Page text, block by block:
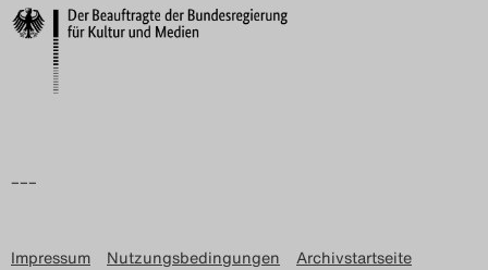
–––
Impressum Nutzungsbedingungen
Archivstartseite